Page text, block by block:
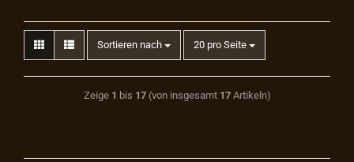
Sortieren nach 20 pro Seite
Zeige 1 bis 17(von insgesamt 17Artikeln)